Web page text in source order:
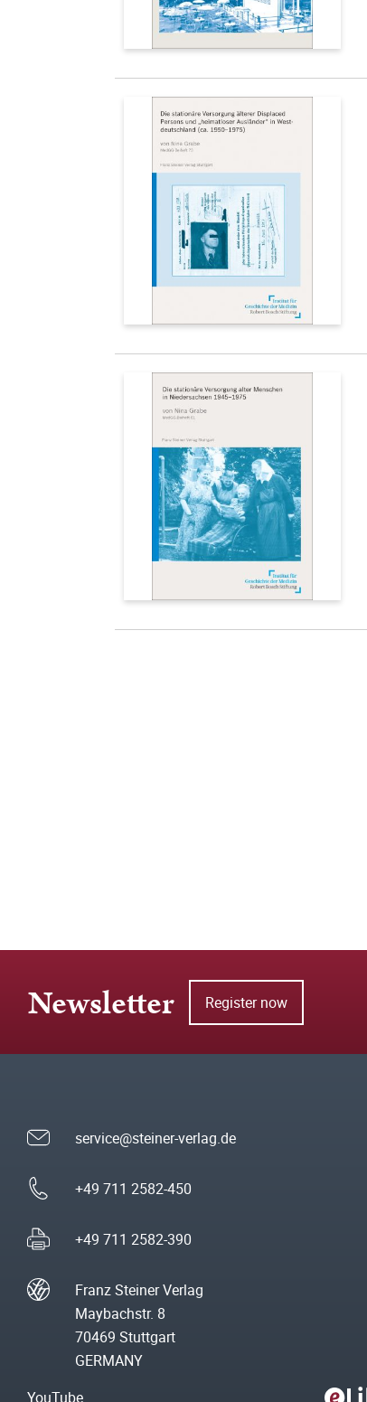
Newsletter Register now
service@steiner-verlag.de
+49 711 2582-450
+49 711 2582-390
Franz Steiner Verlag
Maybachstr. 8
70469 Stuttgart
GERMANY
YouTube